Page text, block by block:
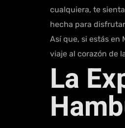
cualquiera, te
hecha para
Así que, si estás en
viaje al corazón de
La